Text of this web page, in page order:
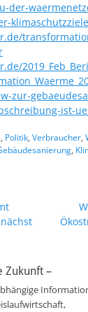
der-
klimaschutzziele
zur-
ist-
, Politik, Verbraucher,
,
Nächster
Beitrag:
Zukunft –